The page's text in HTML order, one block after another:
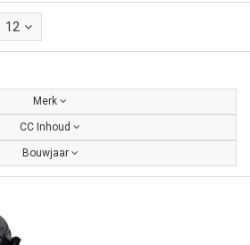
12
Merk
CC Inhoud
Bouwjaar